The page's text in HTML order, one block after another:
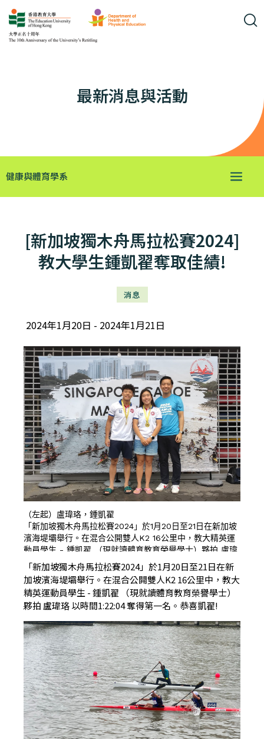
最新消息與活動
健康與體育學系
[新加坡獨木舟馬拉松賽2024]
教大學生鍾凱翟奪取佳績!
消息
2024年1月20日 2024年1月21日
（左起）盧瑋珞，鍾凱翟
「新加坡獨木舟馬拉松賽2024」於1月20日至21日在新加坡
濱海堤壩舉行。在混合公開雙人K2 16公里中，教大精英運
動員學生 - 鍾凱翟 （現就讀體育教育榮譽學士）夥拍 盧瑋
珞 以時間1:22:04 奪得第一名。恭喜凱翟!
「新加坡獨木舟馬拉松賽2024」於1月20日至21日在新
加坡濱海堤壩舉行。在混合公開雙人K2 16公里中，教大
精英運動員學生 - 鍾凱翟 （現就讀體育教育榮譽學士）
夥拍 盧瑋珞 以時間1:22:04 奪得第一名。恭喜凱翟!